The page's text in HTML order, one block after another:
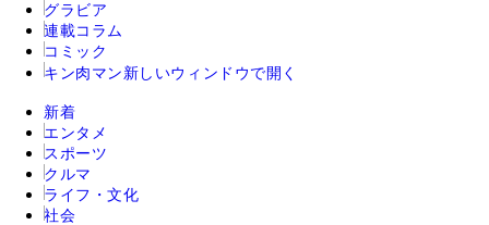
グラビア
連載コラム
コミック
キン肉マン 新しいウィンドウで開く
新着
エンタメ
スポーツ
クルマ
ライフ・文化
社会